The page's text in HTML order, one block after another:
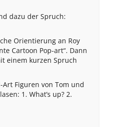
dazu der Spruch:
Orientierung an Roy
Cartoon Pop-art“. Dann
einem kurzen Spruch
Figuren von Tom und
1. What’s up? 2.